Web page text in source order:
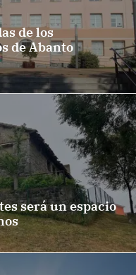
de los
de Abanto
será un espacio